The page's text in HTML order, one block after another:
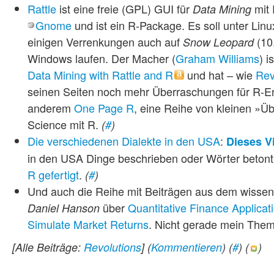
Rattle ist eine freie (GPL) GUI für Data Mining mit
Gnome und ist ein R-Package. Es soll unter
einigen Verrenkungen auch auf Snow Leopard
Windows laufen. Der Macher (Graham Williams)
Data Mining with Rattle and R
und hat – wie
seinen Seiten noch mehr Überraschungen für R-
anderem One Page R, eine Reihe von kleinen
Science mit R. (#)
Die verschiedenen Dialekte in den USA: Dieses
in den USA Dinge beschrieben oder Wörter
R gefertigt. (#)
Und auch die Reihe mit Beiträgen aus dem
Daniel Hanson überQuantitative Finance
Simulate Market Returns. Nicht gerade mein
[Alle Beiträge: Revolutions] (Kommentieren) (#) ( )